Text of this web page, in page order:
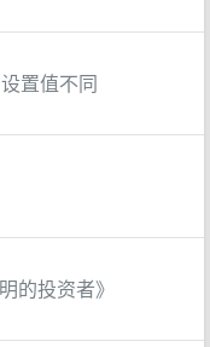
置值不同
的投资者》